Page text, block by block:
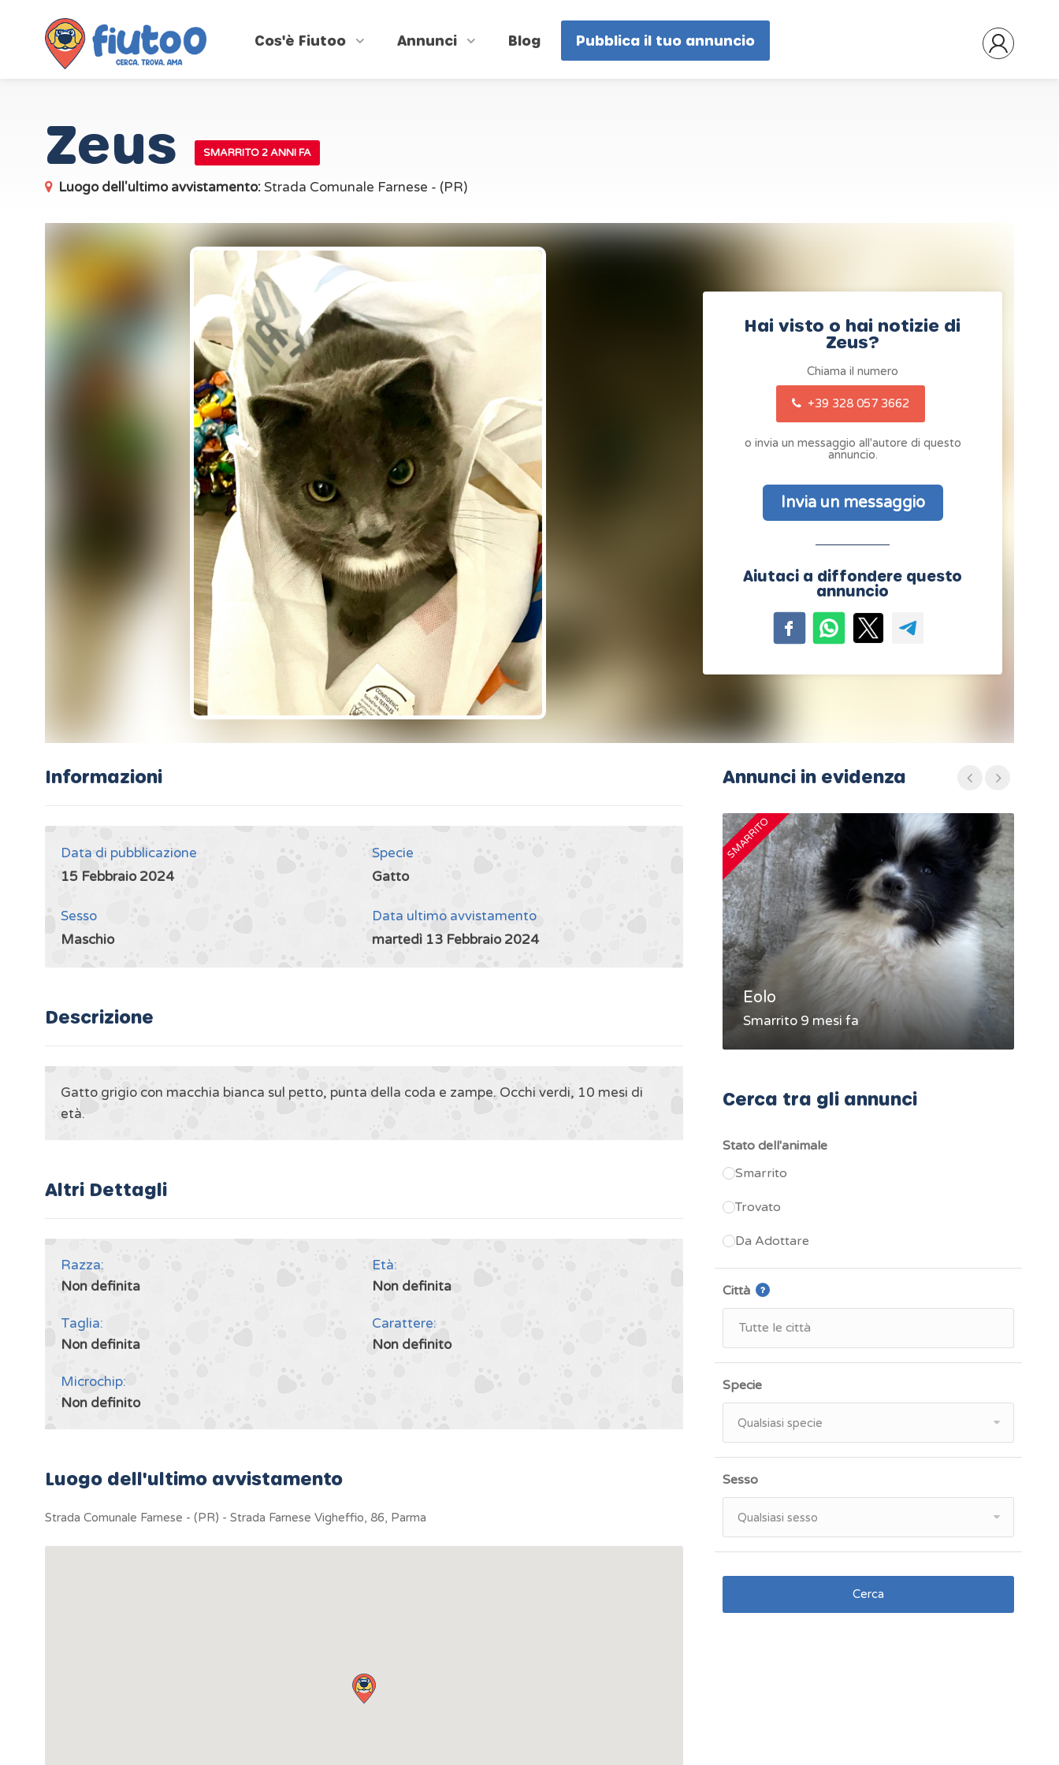
Cos'è Fiutoo Annunci Blog Pubblica il tuo annuncio
Zeus SMARRITO 2 ANNI FA
Luogo dell'ultimo avvistamento:Strada Comunale Farnese - (PR)
Hai visto o hai notizie di
Zeus?
Chiama il numero
+39 328 057 3662
o invia un messaggio all'autore di questo
annuncio.
Invia un messaggio
Aiutaci a diffondere questo
annuncio
Informazioni
Data di pubblicazione
15 Febbraio 2024
Specie
Gatto
Sesso
Maschio
Data ultimo avvistamento
martedì 13 Febbraio 2024
Descrizione
Gatto grigio con macchia bianca sul petto, punta della coda e zampe. Occhi verdi, 10 mesi di
età.
Altri Dettagli
Razza:
Non definita
Età:
Non definita
Taglia:
Non definita
Carattere:
Non definito
Microchip:
Non definito
Luogo dell'ultimo avvistamento
Strada Comunale Farnese - (PR) - Strada Farnese Vigheffio, 86, Parma
Annunci in evidenza
SMARRITO
Eolo
Smarrito 9 mesi fa
Cerca tra gli annunci
Stato dell'animale
Smarrito
Trovato
Da Adottare
Città
Specie
Qualsiasi specie
Sesso
Qualsiasi sesso
Cerca